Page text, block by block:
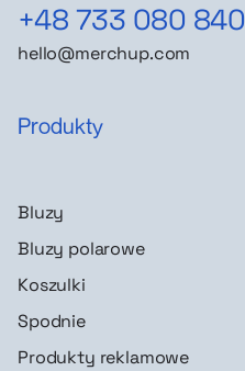
+48 733 080 840
hello@merchup.com
Produkty
Bluzy
Bluzy polarowe
Koszulki
Spodnie
Produkty reklamowe